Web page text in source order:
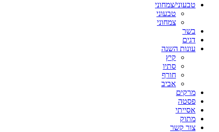
טבעוני/צמחוני
טבעוני
צמחוני
בשר
דגים
עונות השנה
קיץ
סתיו
חורף
אביב
מרקים
פסטה
אסייתי
מתוק
צור קשר